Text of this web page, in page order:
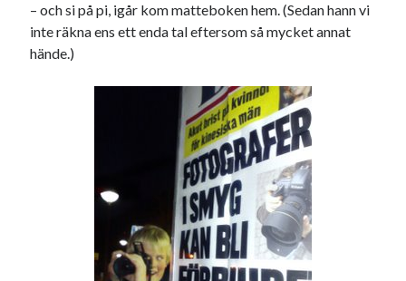
Pejpalla!
– och si på pi, igår kom matteboken hem. (Sedan hann vi
inte räkna ens ett enda tal eftersom så mycket annat
hände.)